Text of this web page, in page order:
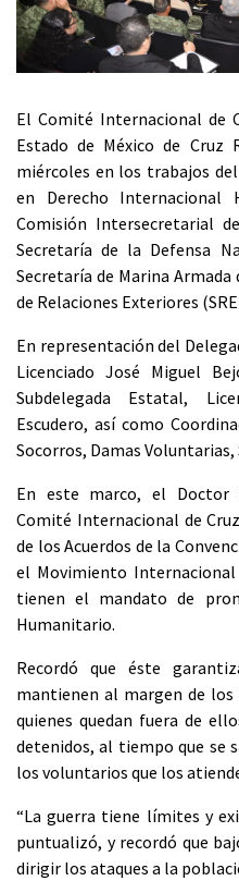
El Comité Internacional de
Estado de México de Cruz
miércoles en los trabajos
en Derecho Internacional
Comisión Intersecretarial
Secretaría de la Defensa
Secretaría de Marina Armada
de Relaciones Exteriores
En representación del
Licenciado José Miguel
Subdelegada Estatal,
Escudero, así como
Socorros, Damas Voluntarias,
En este marco, el Doctor
Comité Internacional de
de los Acuerdos de la
el Movimiento Internacional
tienen el mandato de
Humanitario.
Recordó que éste
mantienen al margen de
quienes quedan fuera de
detenidos, al tiempo que se
los voluntarios que los
“La guerra tiene límites y
puntualizó, y recordó que
dirigir los ataques a la